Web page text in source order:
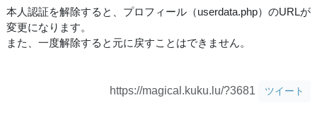
本人認証を解除すると、プロフィール（userdata.php）のURLが
変更になります。
また、一度解除すると元に戻すことはできません。
https://magical.kuku.lu/?3681 ツイート